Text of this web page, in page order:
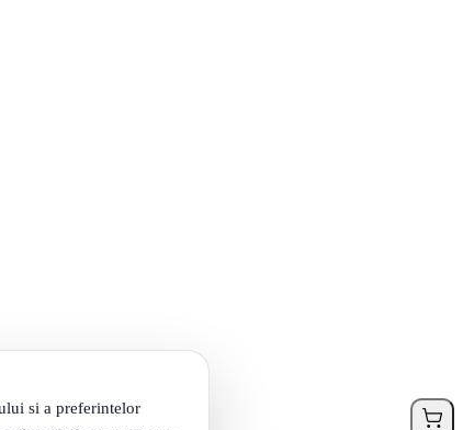
si a preferintelor